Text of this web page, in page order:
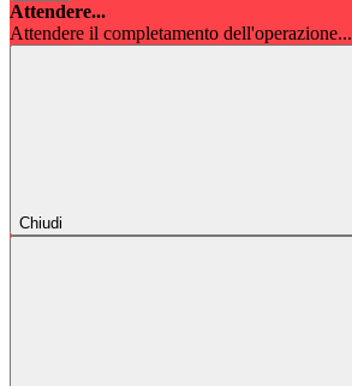
Attendere...
Attendere il completamento dell'operazione...
Chiudi